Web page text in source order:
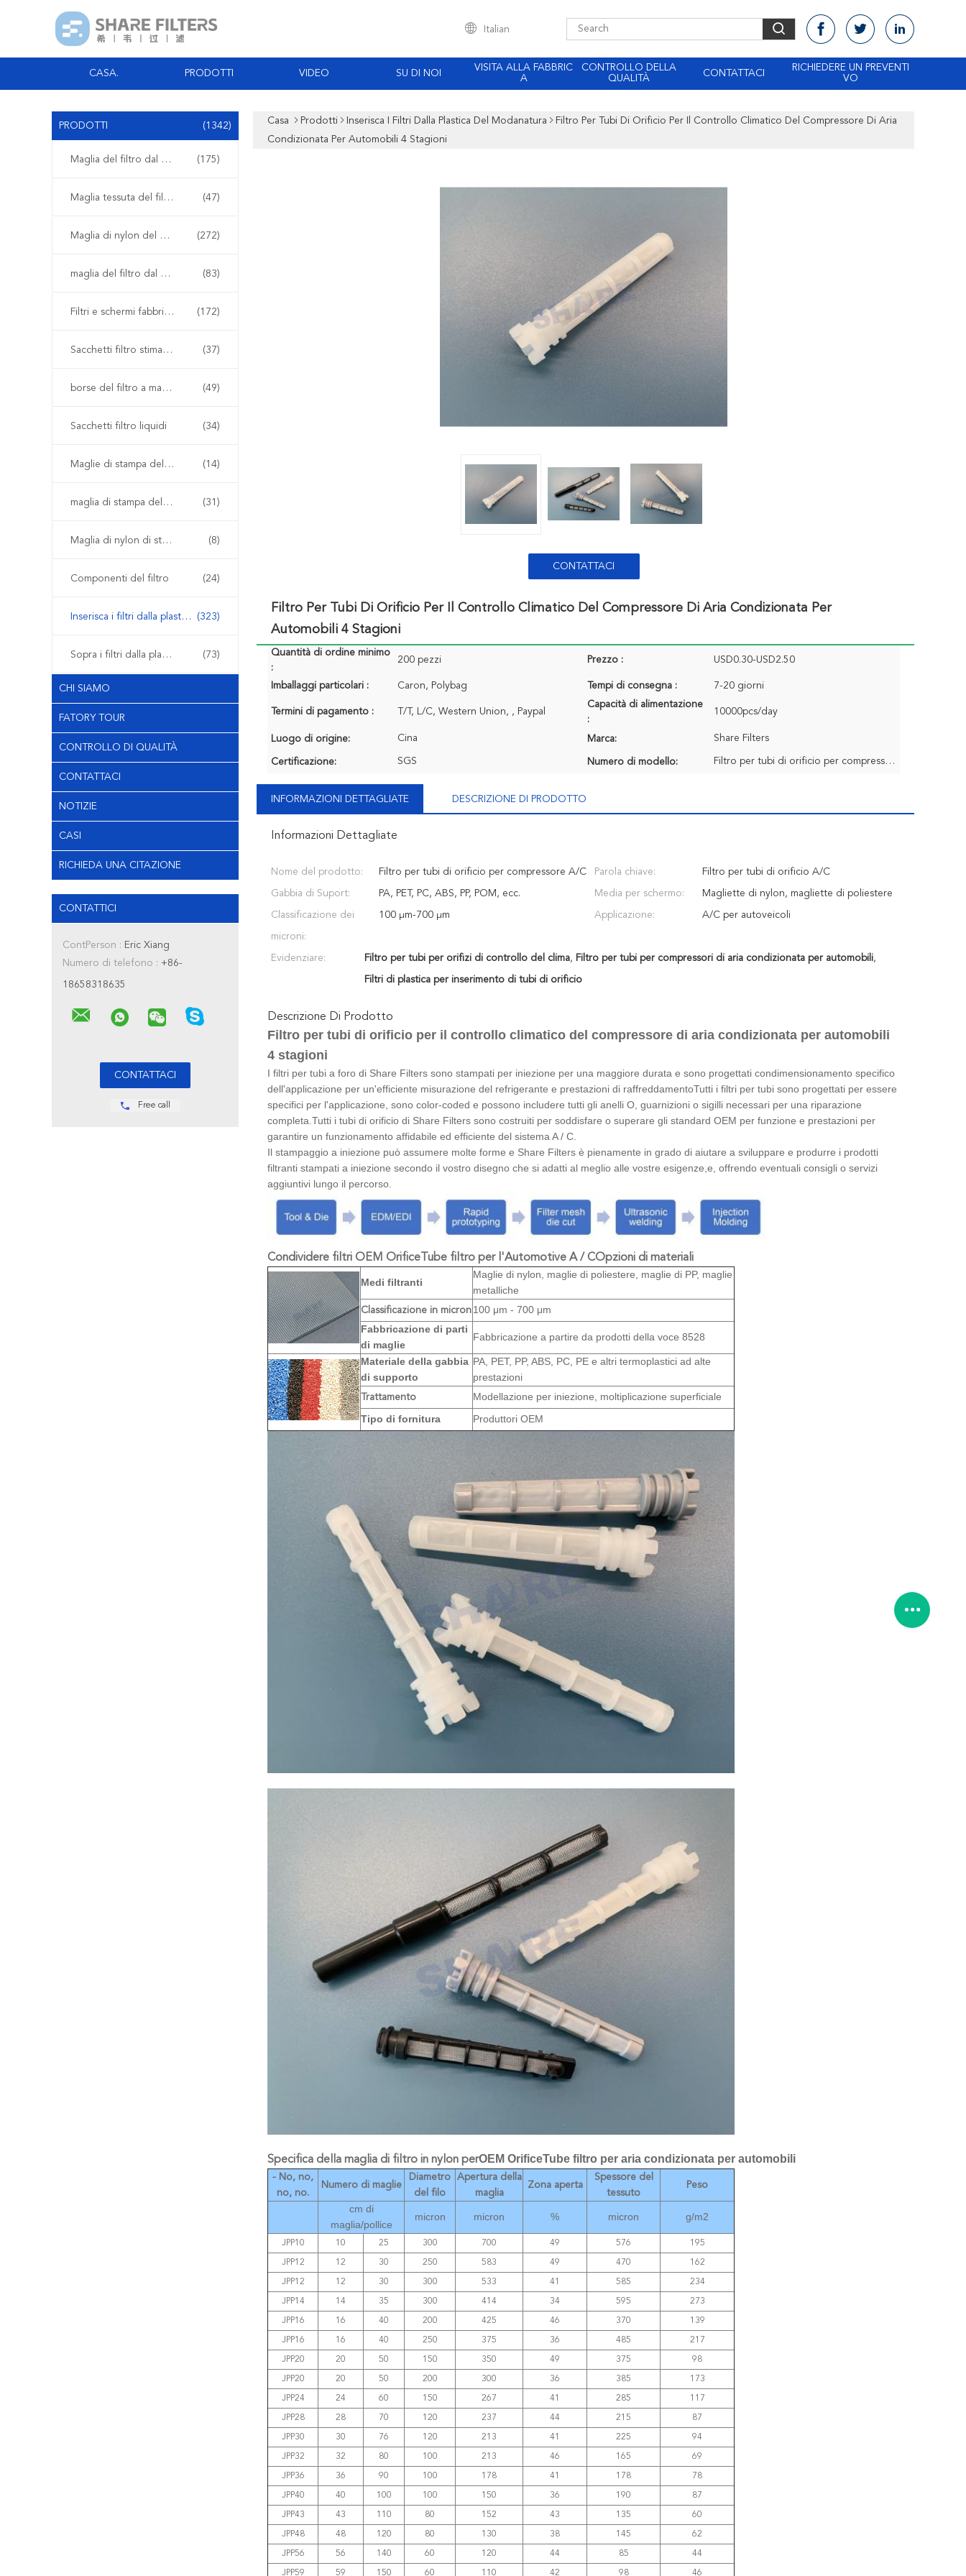
Italian
CASA. PRODOTTI VIDEO SU DI NOI
VISITA ALLA FABBRIC
A
CONTROLLO DELLA
QUALITÀ
CONTATTACI
RICHIEDERE UN PREVENTI
VO
PRODOTTI (1342)
Maglia del filtro dal poliestere (175)
Maglia tessuta del filtro (47)
Maglia di nylon del filtro (272)
maglia del filtro dal polipropilene (83)
Filtri e schermi fabbricati (172)
Sacchetti filtro stimati del micron (37)
borse del filtro a maglia (49)
Sacchetti filtro liquidi (34)
Maglie di stampa dello schermo (14)
maglia di stampa del poliestere (31)
Maglia di nylon di stampa dello schermo (8)
Componenti del filtro (24)
Inserisca i filtri dalla plastica del modanatura (323)
Sopra i filtri dalla plastica del modanatura (73)
CHI SIAMO
FATORY TOUR
CONTROLLO DI QUALITÀ
CONTATTACI
NOTIZIE
CASI
RICHIEDA UNA CITAZIONE
CONTATTICI
ContPerson : Eric Xiang
Numero di telefono : +86-
18658318635
Free call
Casa Prodotti Inserisca I Filtri Dalla Plastica Del Modanatura
Filtro Per Tubi Di Orificio Per Il Controllo Climatico Del Compressore Di Aria
Condizionata Per Automobili 4 Stagioni
CONTATTACI
Filtro Per Tubi Di Orificio Per Il Controllo Climatico Del Compressore Di Aria Condizionata Per
Automobili 4 Stagioni
Quantità di ordine minimo
:
200 pezzi Prezzo : USD0.30-USD2.50
Imballaggi particolari : Caron, Polybag Tempi di consegna : 7-20 giorni
Termini di pagamento : T/T, L/C, Western Union, , Paypal
Capacità di alimentazione
:
10000pcs/day
Luogo di origine: Cina Marca: Share Filters
Certificazione: SGS Numero di modello: Filtro per tubi di orificio per compressori di aria condizionata per autoveicoli
INFORMAZIONI DETTAGLIATE DESCRIZIONE DI PRODOTTO
Informazioni Dettagliate
Nome del prodotto: Filtro per tubi di orificio per compressore A/C Parola chiave: Filtro per tubi di orificio A/C
Gabbia di Suport: PA, PET, PC, ABS, PP, POM, ecc. Media per schermo: Magliette di nylon, magliette di poliestere
Classificazione dei
microni:
100 μm-700 μm Applicazione: A/C per autoveicoli
Evidenziare: Filtro per tubi per orifizi di controllo del clima, Filtro per tubi per compressori di aria condizionata per automobili,
Filtri di plastica per inserimento di tubi di orificio
Descrizione Di Prodotto
Filtro per tubi di orificio per il controllo climatico del compressore di aria condizionata per automobili
4 stagioni
I filtri per tubi a foro di Share Filters sono stampati per iniezione per una maggiore durata e sono progettati condimensionamento specifico
dell'applicazione per un'efficiente misurazione del refrigerante e prestazioni di raffreddamentoTutti i filtri per tubi sono progettati per essere
specifici per l'applicazione, sono color-coded e possono includere tutti gli anelli O, guarnizioni o sigilli necessari per una riparazione
completa.Tutti i tubi di orificio di Share Filters sono costruiti per soddisfare o superare gli standard OEM per funzione e prestazioni per
garantire un funzionamento affidabile ed efficiente del sistema A / C.
Il stampaggio a iniezione può assumere molte forme e Share Filters è pienamente in grado di aiutare a sviluppare e produrre i prodotti
filtranti stampati a iniezione secondo il vostro disegno che si adatti al meglio alle vostre esigenze,e, offrendo eventuali consigli o servizi
aggiuntivi lungo il percorso.
Condividere filtri OEM OrificeTube filtro per l'Automotive A / COpzioni di materiali
Medi filtranti
Maglie di nylon, maglie di poliestere, maglie di PP, maglie
metalliche
Classificazione in micron 100 μm - 700 μm
Fabbricazione di parti
di maglie
Fabbricazione a partire da prodotti della voce 8528
Materiale della gabbia
di supporto
PA, PET, PP, ABS, PC, PE e altri termoplastici ad alte
prestazioni
Trattamento
Modellazione per iniezione, moltiplicazione superficiale
Tipo di fornitura
Produttori OEM
Specifica della maglia di filtro in nylon perOEM OrificeTube filtro per aria condizionata per automobili
- No, no,
no, no.
Numero di maglie
Diametro
del filo
Apertura della
maglia
Zona aperta
Spessore del
tessuto
Peso
cm di
maglia/pollice
micron micron % micron g/m2
JPP10 10 25 300 700 49 576 195
JPP12 12 30 250 583 49 470 162
JPP12 12 30 300 533 41 585 234
JPP14 14 35 300 414 34 595 273
JPP16 16 40 200 425 46 370 139
JPP16 16 40 250 375 36 485 217
JPP20 20 50 150 350 49 375 98
JPP20 20 50 200 300 36 385 173
JPP24 24 60 150 267 41 285 117
JPP28 28 70 120 237 44 215 87
JPP30 30 76 120 213 41 225 94
JPP32 32 80 100 213 46 165 69
JPP36 36 90 100 178 41 178 78
JPP40 40 100 100 150 36 190 87
JPP43 43 110 80 152 43 135 60
JPP48 48 120 80 130 38 145 62
JPP56 56 140 60 120 44 85 44
JPP59 59 150 60 110 42 98 46